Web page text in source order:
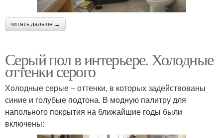
читать дальше →
Серый пол в интерьере. Холодные
оттенки серого
Холодные серые – оттенки, в которых задействованы
синие и голубые подтона. В модную палитру для
напольного покрытия на ближайшие годы были
включены: